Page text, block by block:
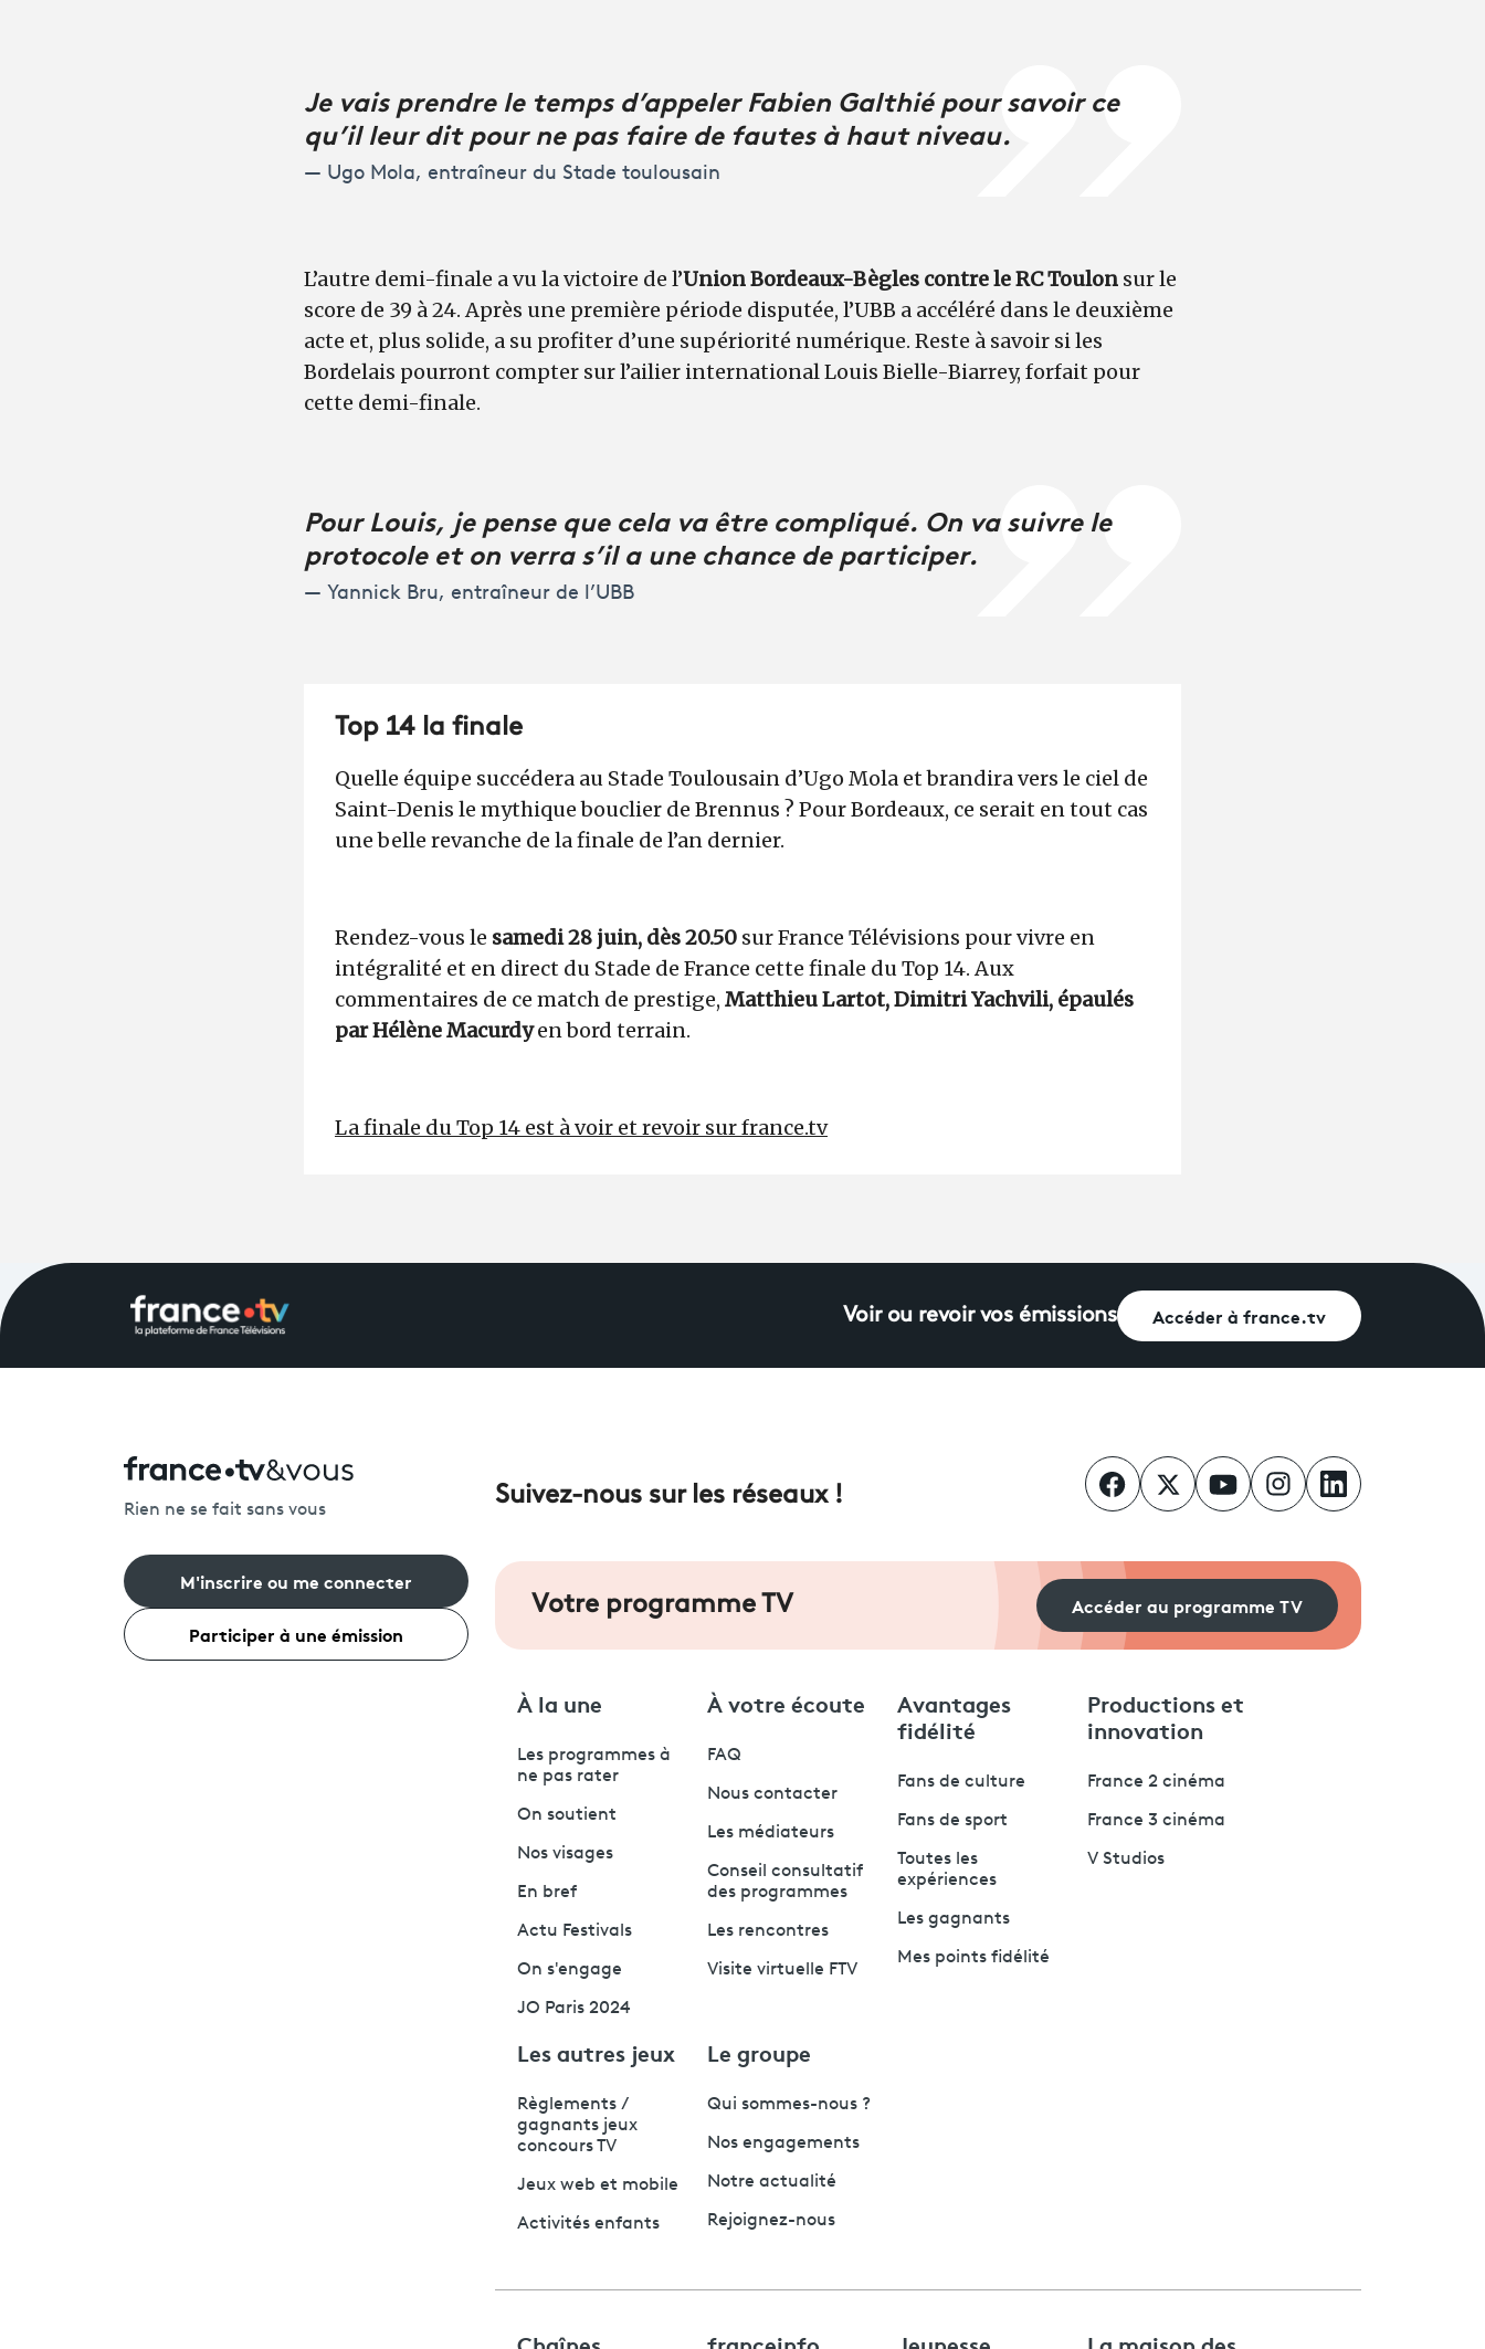
Je vais prendre le temps d’appeler Fabien Galthié pour savoir ce
qu’il leur dit pour ne pas faire de fautes à haut niveau.
Ugo Mola, entraîneur du Stade toulousain
L’autre demi-finale a vu la victoire de l’Union Bordeaux-Bègles contre le RC Toulon sur le
score de 39 à 24. Après une première période disputée, l’UBB a accéléré dans le deuxième
acte et, plus solide, a su profiter d’une supériorité numérique. Reste à savoir si les
Bordelais pourront compter sur l’ailier international Louis Bielle-Biarrey, forfait pour
cette demi-finale.
Pour Louis, je pense que cela va être compliqué. On va suivre le
protocole et on verra s’il a une chance de participer.
Yannick Bru, entraîneur de l’UBB
Top 14 la finale
Quelle équipe succédera au Stade Toulousain d’Ugo Mola et brandira vers le ciel de
Saint-Denis le mythique bouclier de Brennus ? Pour Bordeaux, ce serait en tout cas
une belle revanche de la finale de l’an dernier.
Rendez-vous le samedi 28 juin, dès 20.50 surFrance Télévisions pour vivre en
intégralité et en direct du Stade de France cette finale du Top 14. Aux
commentaires de ce match de prestige, Matthieu Lartot, Dimitri Yachvili, épaulés
par Hélène Macurdyen bord terrain.
La finale du Top 14 est à voir et revoir sur france.tv
Voir ou revoir vos émissions Accéder à france.tv
Rien ne se fait sans vous
M'inscrire ou me connecter
Participer à une émission
Suivez-nous sur les réseaux !
Votre programme TV Accéder au programme TV
À la une
Les programmes à
ne pas rater
On soutient
Nos visages
En bref
Actu Festivals
On s'engage
JO Paris 2024
À votre écoute
FAQ
Nous contacter
Les médiateurs
Conseil consultatif
des programmes
Les rencontres
Visite virtuelle FTV
Avantages
fidélité
Fans de culture
Fans de sport
Toutes les
expériences
Les gagnants
Mes points fidélité
Productions et
innovation
France 2 cinéma
France 3 cinéma
V Studios
Les autres jeux
Règlements /
gagnants jeux
concours TV
Jeux web et mobile
Activités enfants
Le groupe
Qui sommes-nous ?
Nos engagements
Notre actualité
Rejoignez-nous